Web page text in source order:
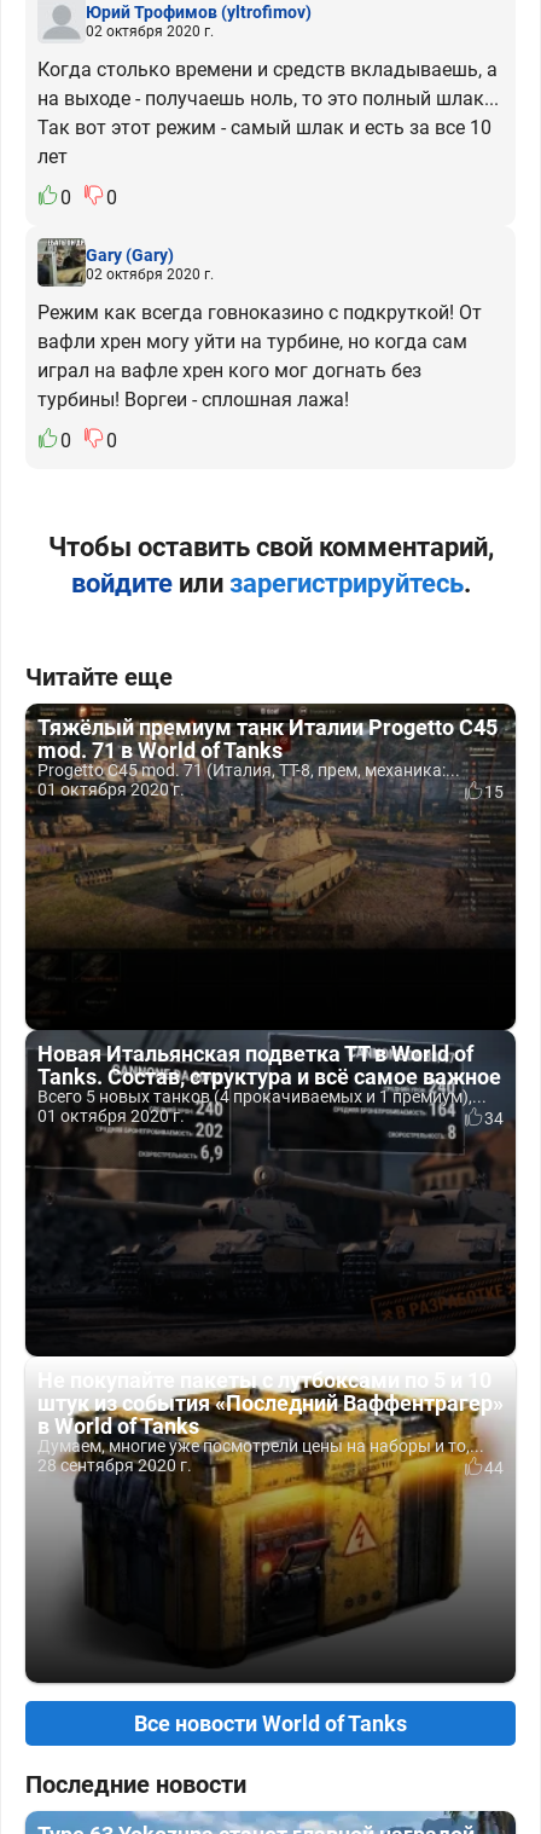
Юрий Трофимов(yltrofimov)
02 октября 2020 г.
Когда столько времени и средств вкладываешь, а
на выходе - получаешь ноль, то это полный шлак...
Так вот этот режим - самый шлак и есть за все 10
лет
0
0
Gary(Gary)
02 октября 2020 г.
Режим как всегда говноказино с подкруткой! От
вафли хрен могу уйти на турбине, но когда сам
играл на вафле хрен кого мог догнать без
турбины! Воргеи - сплошная лажа!
0
0
Чтобы оставить свой комментарий,
войдитеили зарегистрируйтесь.
Читайте еще
Тяжёлый премиум танк Италии Progetto C45
mod. 71 в World of Tanks
Progetto C45 mod. 71 (Италия, ТТ-8, прем, механика:...
01 октября 2020 г.
15
Новая Итальянская подветка ТТ в World of
Tanks. Состав, структура и всё самое важное
Всего 5 новых танков (4 прокачиваемых и 1 премиум),...
01 октября 2020 г.
34
Не покупайте пакеты с лутбоксами по 5 и 10
штук из события «Последний Ваффентрагер»
в World of Tanks
Думаем, многие уже посмотрели цены на наборы и то,...
28 сентября 2020 г.
44
Все новости World of Tanks
Последние новости